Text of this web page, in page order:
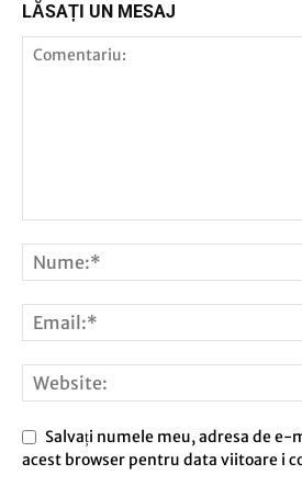
LĂSAȚI UN MESAJ
Salvați numele meu, adresa de e-
acest browser pentru data viitoare i